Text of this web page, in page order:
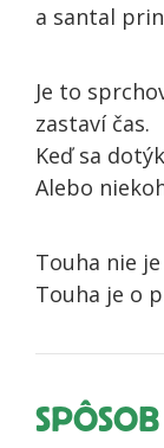
a santal
Je to
zastaví čas.
Keď sa
Alebo
Touha nie
Touha je o